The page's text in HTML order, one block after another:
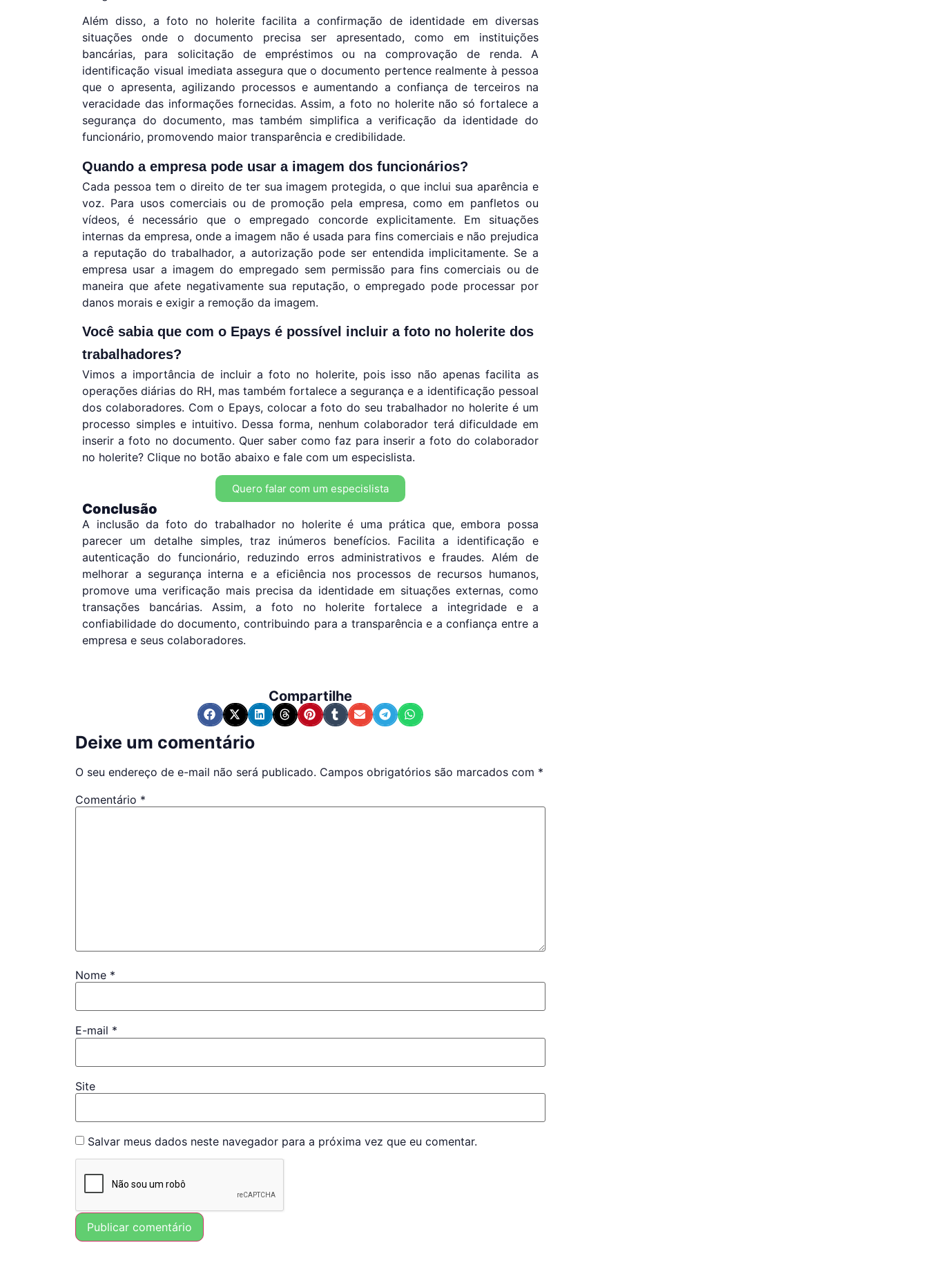
Além disso, a foto no holerite facilita a confirmação de identidade em diversas
situações onde o documento precisa ser apresentado, como em instituições
bancárias, para solicitação de empréstimos ou na comprovação de renda. A
identificação visual imediata assegura que o documento pertence realmente à pessoa
que o apresenta, agilizando processos e aumentando a confiança de terceiros na
veracidade das informações fornecidas. Assim, a foto no holerite não só fortalece a
segurança do documento, mas também simplifica a verificação da identidade do
funcionário, promovendo maior transparência e credibilidade.
Quando a empresa pode usar a imagem dos funcionários?
Cada pessoa tem o direito de ter sua imagem protegida, o que inclui sua aparência e
voz. Para usos comerciais ou de promoção pela empresa, como em panfletos ou
vídeos, é necessário que o empregado concorde explicitamente. Em situações
internas da empresa, onde a imagem não é usada para fins comerciais e não prejudica
a reputação do trabalhador, a autorização pode ser entendida implicitamente. Se a
empresa usar a imagem do empregado sem permissão para fins comerciais ou de
maneira que afete negativamente sua reputação, o empregado pode processar por
danos morais e exigir a remoção da imagem.
Você sabia que com o Epays é possível incluir a foto no holerite dos
trabalhadores?
Vimos a importância de incluir a foto no holerite, pois isso não apenas facilita as
operações diárias do RH, mas também fortalece a segurança e a identificação pessoal
dos colaboradores. Com o Epays, colocar a foto do seu trabalhador no holerite é um
processo simples e intuitivo. Dessa forma, nenhum colaborador terá dificuldade em
inserir a foto no documento. Quer saber como faz para inserir a foto do colaborador
no holerite? Clique no botão abaixo e fale com um especislista.
Quero falar com um especislista
Conclusão
A inclusão da foto do trabalhador no holerite é uma prática que, embora possa
parecer um detalhe simples, traz inúmeros benefícios. Facilita a identificação e
autenticação do funcionário, reduzindo erros administrativos e fraudes. Além de
melhorar a segurança interna e a eficiência nos processos de recursos humanos,
promove uma verificação mais precisa da identidade em situações externas, como
transações bancárias. Assim, a foto no holerite fortalece a integridade e a
confiabilidade do documento, contribuindo para a transparência e a confiança entre a
empresa e seus colaboradores.
Compartilhe
Deixe um comentário
O seu endereço de e-mail não será publicado. Campos obrigatórios são marcados com *
Comentário *
Nome *
E-mail *
Site
Salvar meus dados neste navegador para a próxima vez que eu comentar.